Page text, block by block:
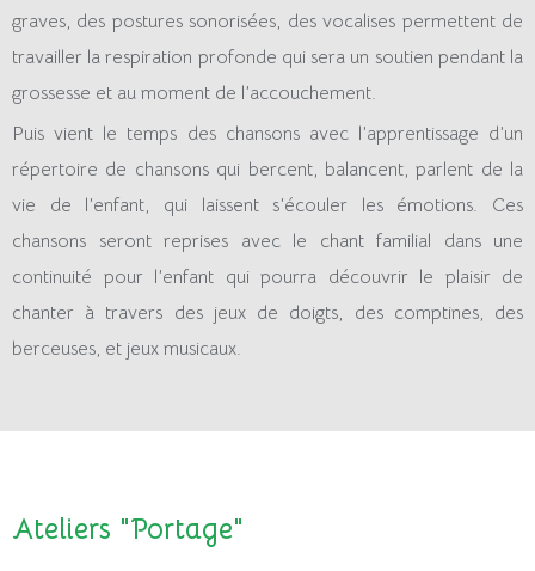
graves, des postures sonorisées, des vocalises permettent de
travailler la respiration profonde qui sera un soutien pendant la
grossesse et au moment de l’accouchement.
Puis vient le temps des chansons avec l’apprentissage d’un
répertoire de chansons qui bercent, balancent, parlent de la
vie de l’enfant, qui laissent s’écouler les émotions. Ces
chansons seront reprises avec le chant familial dans une
continuité pour l’enfant qui pourra découvrir le plaisir de
chanter à travers des jeux de doigts, des comptines, des
berceuses, et jeux musicaux.
Ateliers "Portage"